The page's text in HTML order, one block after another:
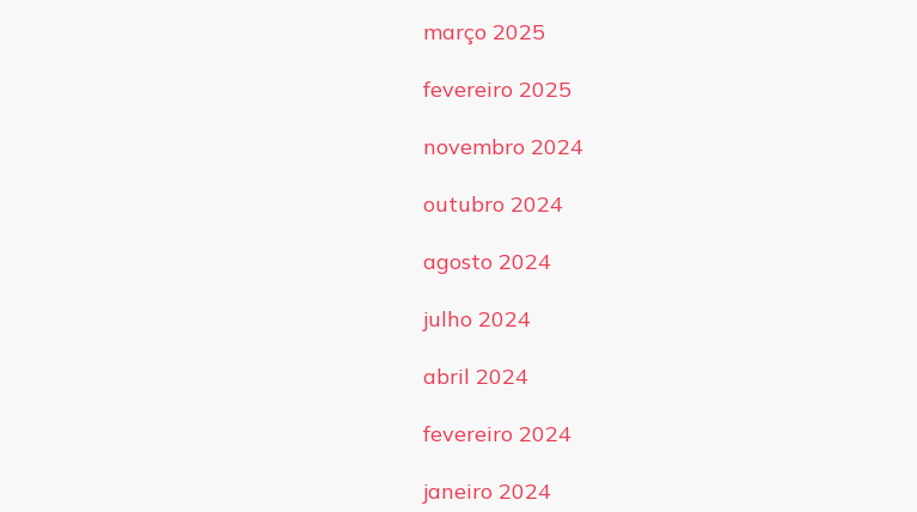
março 2025
fevereiro 2025
novembro 2024
outubro 2024
agosto 2024
julho 2024
abril 2024
fevereiro 2024
janeiro 2024